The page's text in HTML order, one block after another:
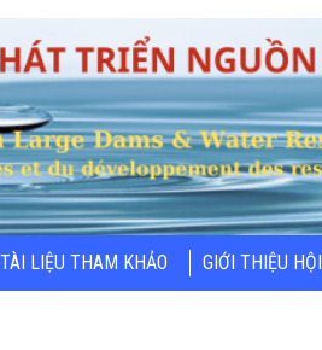
LIỆU THAM KHẢO GIỚI THIỆU HỘI